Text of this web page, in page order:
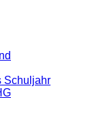
Schuljahr